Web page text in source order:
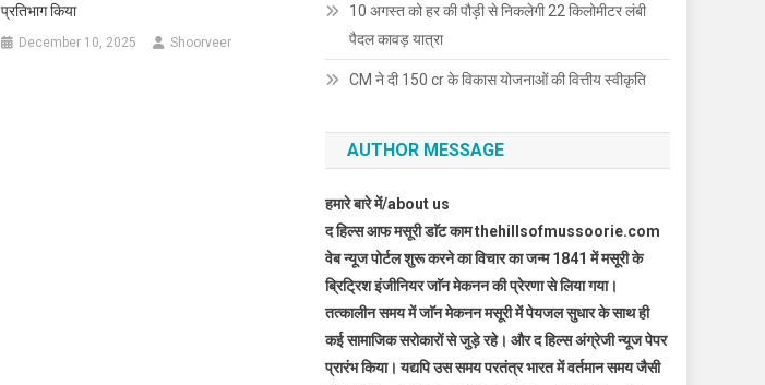
प्रतिभाग किया
December 10, 2025 Shoorveer
10 अगस्त को हर की पौड़ी से निकलेगी 22 किलोमीटर लंबी
पैदल कावड़ यात्रा
CM ने दी 150 cr के विकास योजनाओं की वित्तीय स्वीकृति
AUTHOR MESSAGE
हमारे बारे में/about us
द हिल्स आफ मसूरी डाॅट काम thehillsofmussoorie.com
वेब न्यूज पोर्टल शुरू करने का विचार का जन्म 1841 में मसूरी के
ब्रिट्रिश इंजीनियर जाॅन मेकनन की प्रेरणा से लिया गया।
तत्कालीन समय में जाॅन मेकनन मसूरी में पेयजल सुधार के साथ ही
कई सामाजिक सरोकारों से जुड़े रहे। और द हिल्स अंग्रेजी न्यूज पेपर
प्रारंभ किया। यद्यपि उस समय परतंत्र भारत में वर्तमान समय जैसी